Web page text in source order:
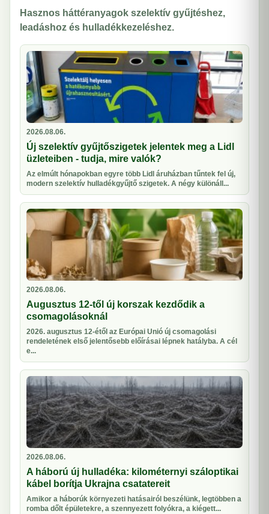
Hasznos háttéranyagok szelektív gyűjtéshez,
leadáshoz és hulladékkezeléshez.
2026.08.06.
Új szelektív gyűjtőszigetek jelentek meg a Lidl
üzleteiben - tudja, mire valók?
Az elmúlt hónapokban egyre több Lidl áruházban tűntek fel új,
modern szelektív hulladékgyűjtő szigetek. A négy különáll...
2026.08.06.
Augusztus 12-től új korszak kezdődik a
csomagolásoknál
2026. augusztus 12-étől az Európai Unió új csomagolási
rendeletének első jelentősebb előírásai lépnek hatályba. A cél
e...
2026.08.06.
A háború új hulladéka: kilométernyi száloptikai
kábel borítja Ukrajna csatatereit
Amikor a háborúk környezeti hatásairól beszélünk, legtöbben a
romba dőlt épületekre, a szennyezett folyókra, a kiégett...